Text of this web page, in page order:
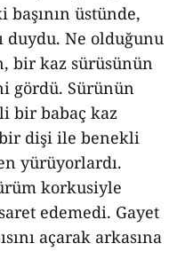
başının üstünde,
duydu. Ne olduğunu
bir kaz sürüsünün
gördü. Sürünün
bir babaç kaz
dişi ile benekli
yürüyorlardı.
korkusiyle
edemedi. Gayet
açarak arkasına